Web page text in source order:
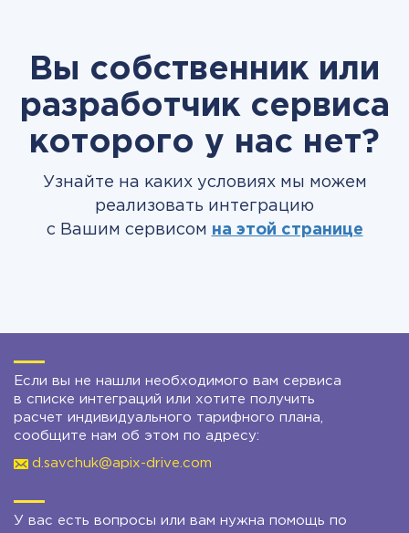
Вы собственник или
разработчик сервиса
которого у нас нет?
Узнайте на каких условиях мы можем
реализовать интеграцию
с Вашим сервисом на этой странице
Если вы не нашли необходимого вам сервиса
в списке интеграций или хотите получить
расчет индивидуального тарифного плана,
сообщите нам об этом по адресу:
d.savchuk@apix-drive.com
У вас есть вопросы или вам нужна помощь по